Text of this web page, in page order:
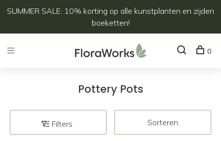
SUMMER SALE: 10% korting op alle kunstplanten en zijden
boeketten!
0
Pottery Pots
Filters Sorteren